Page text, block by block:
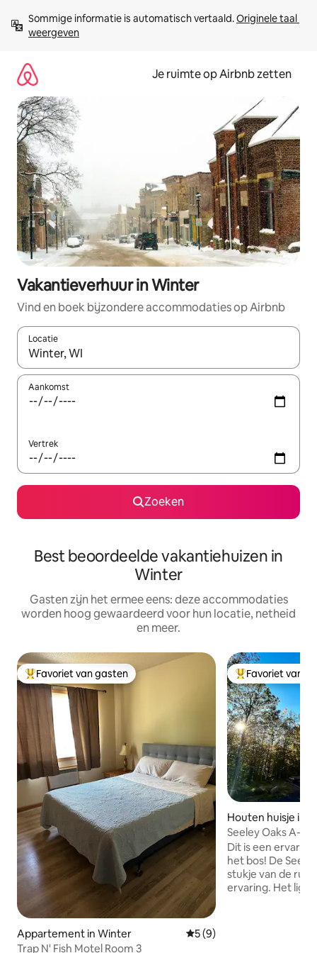
direct
naar
Sommige informatie is automatisch vertaald. Originele taal
weergeven
Je ruimte op Airbnb zetten
Vakantieverhuur in Winter
Vind en boek bijzondere accommodaties op Airbnb
Locatie
Wanneer er suggesties beschikbaar zijn, maak je een keuze
Aankomst
Vertrek
Zoeken
Best beoordeelde vakantiehuizen in
Winter
Gasten zijn het ermee eens: deze accommodaties
worden hoog gewaardeerd voor hun locatie, netheid
en meer.
Topfavoriet van gasten
Favoriet van gasten
Appartement in Winter Gemiddelde beoordeling
5 (9)
Trap N' Fish Motel Room 3
Topfavoriet van
Favoriet van
Houten huisje in
Seeley Oaks A-
verblijf op 40
Dit is een
het bos! De
stukje van de
ervaring. Het ligt